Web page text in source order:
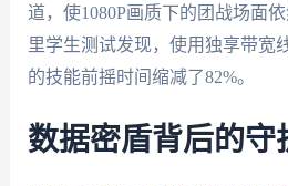
道，使1080P画质下的团战场面
里学生测试发现，使用独享带宽
的技能前摇时间缩减了82%。
数据密盾背后的守